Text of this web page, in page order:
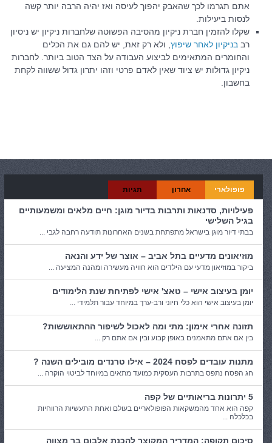
אתם תגרמו לכך שהאבק יהפוך לעיסה ואז יהיה הרבה יותר קשה
לנסות ביעילות.
שקלו להזמין חברת ניקיון מהסיבה הפשוטה שלחברות ניקיון יש ניסיון
רבבניקיון לאחר שיפוץ , ולא רק זאת, יש להם גם את הכלים
והחומרים המתאימים לביצוע העבודה על הצד הטוב ביותר. לחברות
ניקיון גדולות יש ציוד שאין לאדם פרטי וזהו יתרון גדול ששווה לקחת
בחשבון.
פופולארי אחרון תגיות
פעילויות, סדנאות ותרבות בדיור מוגן: חיים מלאים ומשמעותיים
בגיל השלישי
בבתי דיור מוגן בישראל מתפתחת בשנים האחרונות תודעה רחבה לגבי ...
מוזיאונים מדעיים בתל אביב – אוצר של ידע והנאה
ביקור במוזיאון מדעי עם הילדים הוא חוויה מעשירה ומהנה המציעה ...
יומן בעיצוב אישי – טאצ' אישי לפתיחת שנת הלימודים
יומן בעיצוב אישי הוא כלי חיוני ורב-ערך במיוחד עבור תלמידי ...
תזונה אחרי אימון: מתי ומה לאכול לשיפור ההתאוששות?
בין אם אתם מתאמנים באופן קבוע ובין אם אתם רק ...
מתנות עובדים לפסח 2024 – אילו טרנדים מובילים השנה ?
חג הפסח נתפס בתרבות העסקית כמועד מתאים במיוחד לביטוי הוקרה ...
5 יתרונות בריאותיים של קפה
קפה הוא אחד מהמשקאות הפופולאריים בעולם ואחת התעשיות הרווחיות
בכלכלה ...
סיכום תקופה: המדריך המקוצר להכנת אלבום בר מצווה